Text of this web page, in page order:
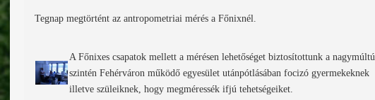
Tegnap megtörtént az antropometriai mérés a Főnixnél.
A Főnixes csapatok mellett a mérésen lehetőséget biztosítottunk a nagymúltú
szintén Fehérváron működő egyesület utánpótlásában focizó gyermekeknek
illetve szüleiknek, hogy megméressék ifjú tehetségeiket.